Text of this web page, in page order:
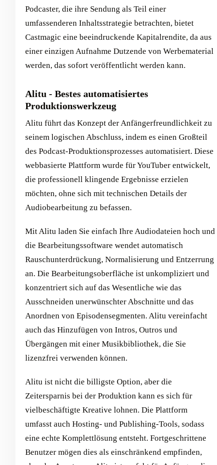
Podcaster, die ihre Sendung als Teil einer
umfassenderen Inhaltsstrategie betrachten, bietet
Castmagic eine beeindruckende Kapitalrendite, da aus
einer einzigen Aufnahme Dutzende von Werbematerial
werden, das sofort veröffentlicht werden kann.
Alitu - Bestes automatisiertes
Produktionswerkzeug
Alitu führt das Konzept der Anfängerfreundlichkeit zu
seinem logischen Abschluss, indem es einen Großteil
des Podcast-Produktionsprozesses automatisiert. Diese
webbasierte Plattform wurde für YouTuber entwickelt,
die professionell klingende Ergebnisse erzielen
möchten, ohne sich mit technischen Details der
Audiobearbeitung zu befassen.
Mit Alitu laden Sie einfach Ihre Audiodateien hoch und
die Bearbeitungssoftware wendet automatisch
Rauschunterdrückung, Normalisierung und Entzerrung
an. Die Bearbeitungsoberfläche ist unkompliziert und
konzentriert sich auf das Wesentliche wie das
Ausschneiden unerwünschter Abschnitte und das
Anordnen von Episodensegmenten. Alitu vereinfacht
auch das Hinzufügen von Intros, Outros und
Übergängen mit einer Musikbibliothek, die Sie
lizenzfrei verwenden können.
Alitu ist nicht die billigste Option, aber die
Zeitersparnis bei der Produktion kann es sich für
vielbeschäftigte Kreative lohnen. Die Plattform
umfasst auch Hosting- und Publishing-Tools, sodass
eine echte Komplettlösung entsteht. Fortgeschrittene
Benutzer mögen dies als einschränkend empfinden,